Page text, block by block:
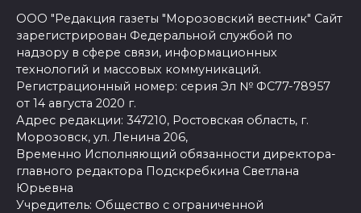
ООО "Редакция газеты "Морозовский вестник" Сайт
зарегистрирован Федеральной службой по
надзору в сфере связи, информационных
технологий и массовых коммуникаций.
Регистрационный номер: серия Эл № ФС77-78957
от 14 августа 2020 г.
Адрес редакции: 347210, Ростовская область, г.
Морозовск, ул. Ленина 206,
Временно Исполняющий обязанности директора-
главного редактора Подскребкина Светлана
Юрьевна
Учредитель: Общество с ограниченной